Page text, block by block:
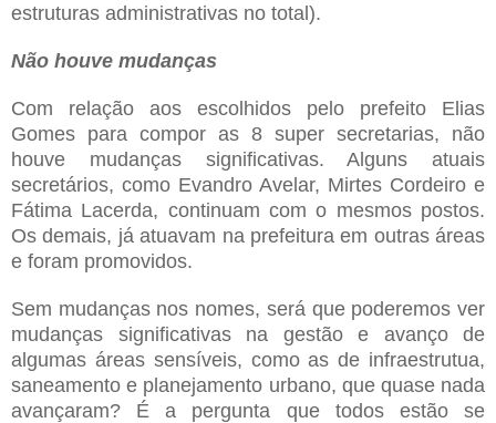
estruturas administrativas no total).
Não houve mudanças
Com relação aos escolhidos pelo prefeito Elias
Gomes para compor as 8 super secretarias, não
houve mudanças significativas. Alguns atuais
secretários, como Evandro Avelar, Mirtes Cordeiro e
Fátima Lacerda, continuam com o mesmos postos.
Os demais, já atuavam na prefeitura em outras áreas
e foram promovidos.
Sem mudanças nos nomes, será que poderemos ver
mudanças significativas na gestão e avanço de
algumas áreas sensíveis, como as de infraestrutua,
saneamento e planejamento urbano, que quase nada
avançaram? É a pergunta que todos estão se